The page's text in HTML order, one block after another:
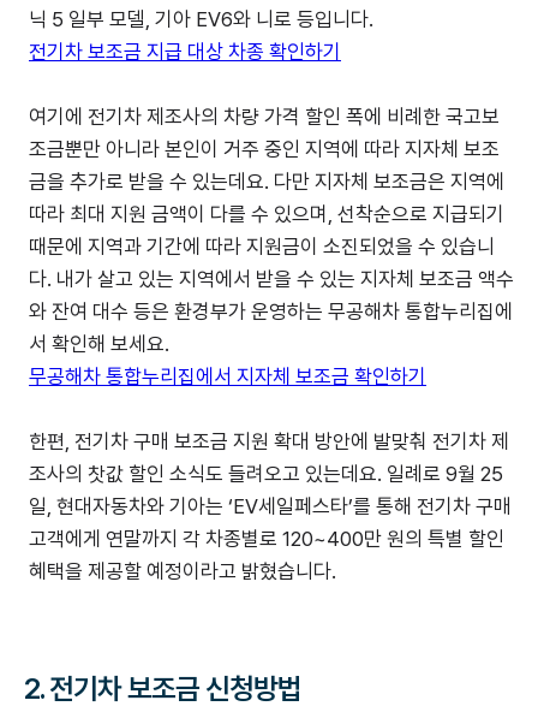
닉 5 일부 모델, 기아 EV6와 니로 등입니다.
전기차 보조금 지급 대상 차종 확인하기
여기에 전기차 제조사의 차량 가격 할인 폭에 비례한 국고보
조금뿐만 아니라 본인이 거주 중인 지역에 따라 지자체 보조
금을 추가로 받을 수 있는데요. 다만 지자체 보조금은 지역에
따라 최대 지원 금액이 다를 수 있으며, 선착순으로 지급되기
때문에 지역과 기간에 따라 지원금이 소진되었을 수 있습니
다. 내가 살고 있는 지역에서 받을 수 있는 지자체 보조금 액수
와 잔여 대수 등은 환경부가 운영하는 무공해차 통합누리집에
서 확인해 보세요.
무공해차 통합누리집에서 지자체 보조금 확인하기
한편, 전기차 구매 보조금 지원 확대 방안에 발맞춰 전기차 제
조사의 찻값 할인 소식도 들려오고 있는데요. 일례로 9월 25
일, 현대자동차와 기아는 ‘EV세일페스타’를 통해 전기차 구매
고객에게 연말까지 각 차종별로 120~400만 원의 특별 할인
혜택을 제공할 예정이라고 밝혔습니다.
2. 전기차 보조금 신청방법